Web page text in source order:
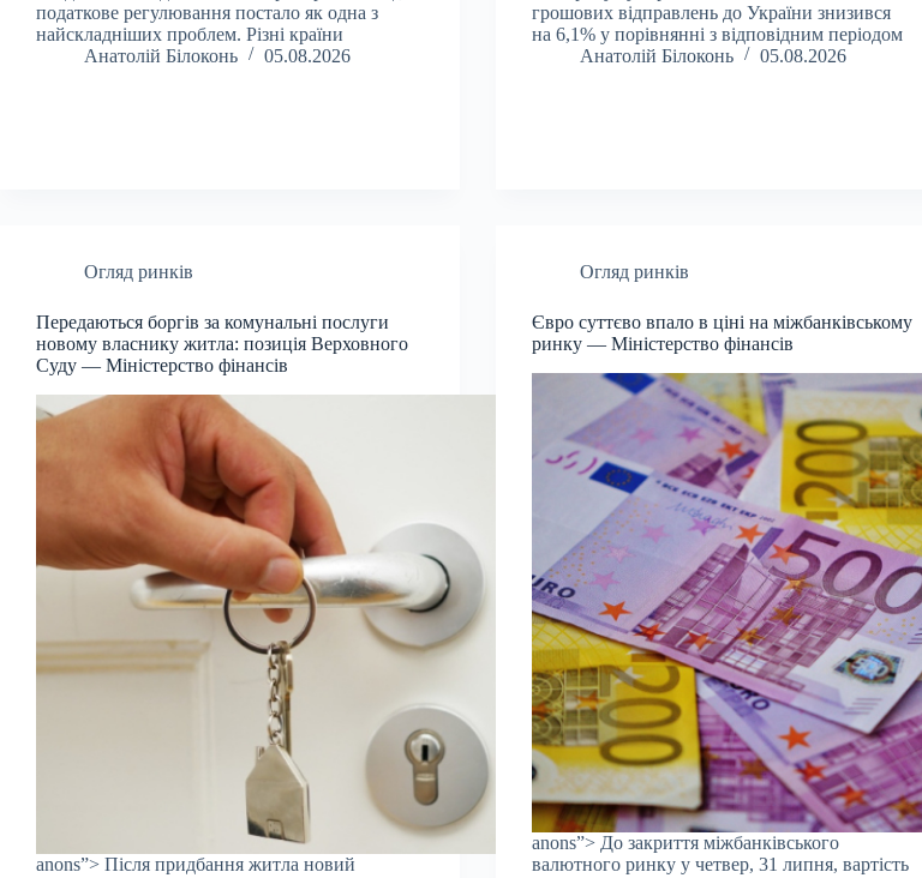
податкове регулювання постало як одна з
найскладніших проблем. Різні країни
Анатолій Білоконь
05.08.2026
грошових відправлень до України знизився
на 6,1% у порівнянні з відповідним періодом
Анатолій Білоконь
05.08.2026
Огляд ринків
Передаються боргів за комунальні послуги
новому власнику житла: позиція Верховного
Суду — Міністерство фінансів
anons”> Після придбання житла новий
Огляд ринків
Євро суттєво впало в ціні на міжбанківському
ринку — Міністерство фінансів
anons”> До закриття міжбанківського
валютного ринку у четвер, 31 липня, вартість